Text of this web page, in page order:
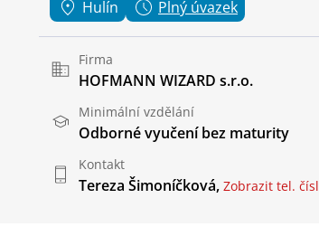
Hulín Plný úvazek
Firma
HOFMANN WIZARD s.r.o.
Minimální vzdělání
Odborné vyučení bez maturity
Kontakt
Tereza Šimoníčková, Zobrazit tel.